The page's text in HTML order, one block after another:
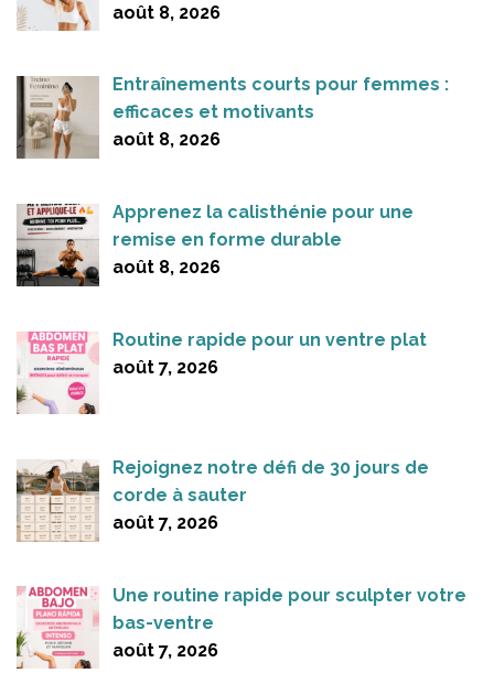
août 8, 2026
Entraînements courts pour femmes :
efficaces et motivants
août 8, 2026
Apprenez la calisthénie pour une
remise en forme durable
août 8, 2026
Routine rapide pour un ventre plat
août 7, 2026
Rejoignez notre défi de 30 jours de
corde à sauter
août 7, 2026
Une routine rapide pour sculpter votre
bas-ventre
août 7, 2026